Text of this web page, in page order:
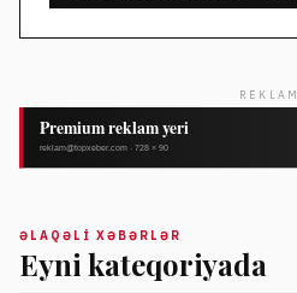
REKLAM
ƏLAQƏLI XƏBƏRLƏR
Eyni kateqoriyada